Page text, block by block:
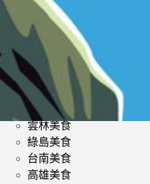
影評 | 電影感想
台北美食
台中美食
宜蘭美食
苗栗美食
雲林美食
綠島美食
台南美食
高雄美食